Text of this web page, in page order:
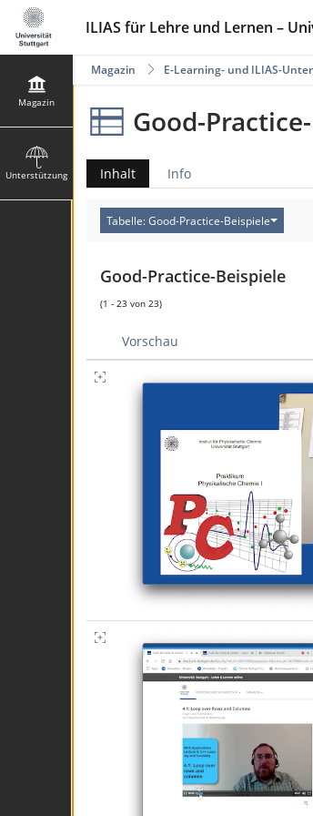
ILIAS für Lehre und Lernen –
Magazin
Unterstützung
E-Learning- und ILIAS-
Magazin
Good-
Inhalt Info
Tabelle: Good-Practice-Beispiele
Good-Practice-Beispiele
(1 - 23 von 23)
Vorschau